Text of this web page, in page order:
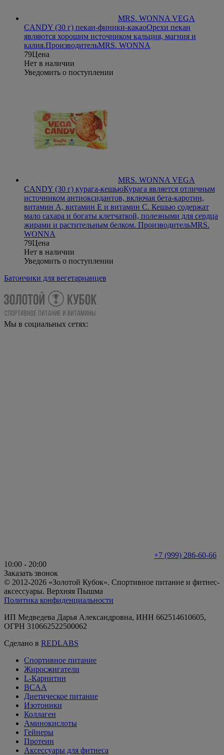
MRS. WONNA VEGA
CANDY (30 г) пекан-финики-какаоОрехи пекан
являются хорошим источником кальция, магния и
калия.ПроизводительMRS. WONNA
79Цена
Нет в наличии
Уведомить о поступлении
MRS. WONNA VEGA
CANDY (30 г) курага-кешьюКурага является отличным
источником антиоксидантов, включая бета-каротин,
витамин А, витамин Е и витамин С. Кешью содержат
мало сахара и богаты клетчаткой, полезными для сердца
жирами и растительным белком. ПроизводительMRS.
WONNA
79Цена
Нет в наличии
Уведомить о поступлении
Батончики для вегетарианцев
Мы в социальных сетях:
+7 (999) 286-60-66
10:00 - 20:00
Заказать звонок
© 2012-2026 «Золотой Кубок». Спортивное питание и фитнес-
аксессуары. Верхняя Пышма
Политика конфиденциальности
ИП Медведева Дарья Александровна, ИНН 662514610605,
ОГРН 310662522500062
Сделано в REDLABS
Спортивное питание
Жиросжигатели
L-Карнитин
BCAA
Диетическое питание
Изотоники
Коллаген
Аминокислоты
Гейнеры
Протеин
Аксессуары для фитнеса